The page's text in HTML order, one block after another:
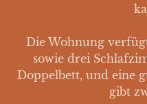
Die Wohnung
sowie drei
Doppelbett, und eine
gibt